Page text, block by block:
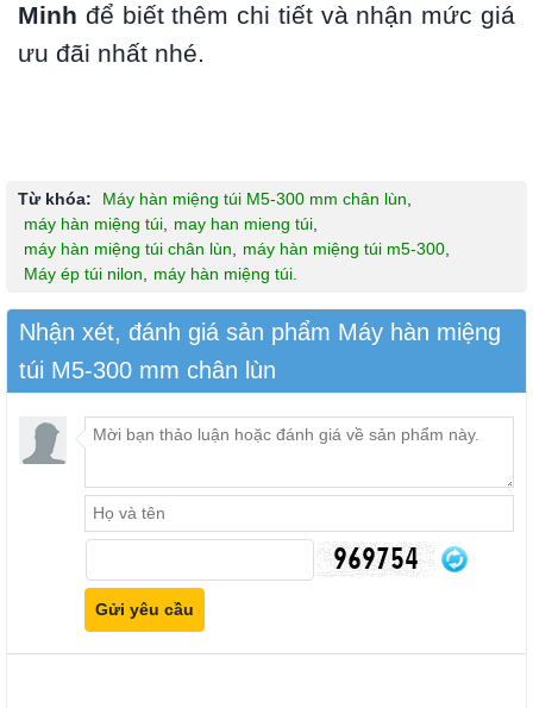
Minh để biết thêm chi tiết và nhận mức giá
ưu đãi nhất nhé.
Từ khóa: Máy hàn miệng túi M5-300 mm chân lùn,
máy hàn miệng túi, may han mieng túi,
máy hàn miệng túi chân lùn, máy hàn miệng túi m5-300,
Máy ép túi nilon, máy hàn miệng túi.
Nhận xét, đánh giá sản phẩm Máy hàn miệng
túi M5-300 mm chân lùn